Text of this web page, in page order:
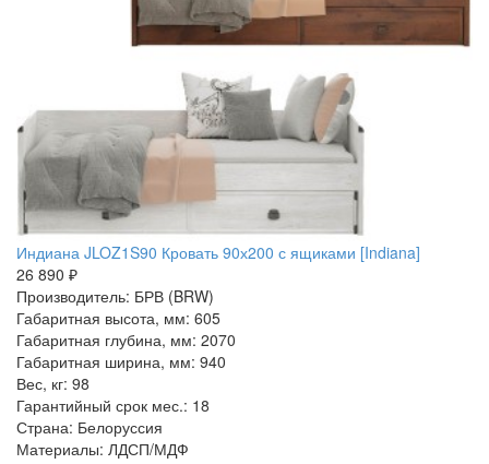
Индиана JLOZ1S90 Кровать 90х200 с ящиками [Indiana]
26 890 ₽
Производитель: БРВ (BRW)
Габаритная высота, мм: 605
Габаритная глубина, мм: 2070
Габаритная ширина, мм: 940
Вес, кг: 98
Гарантийный срок мес.: 18
Страна: Белоруссия
Материалы: ЛДСП/МДФ